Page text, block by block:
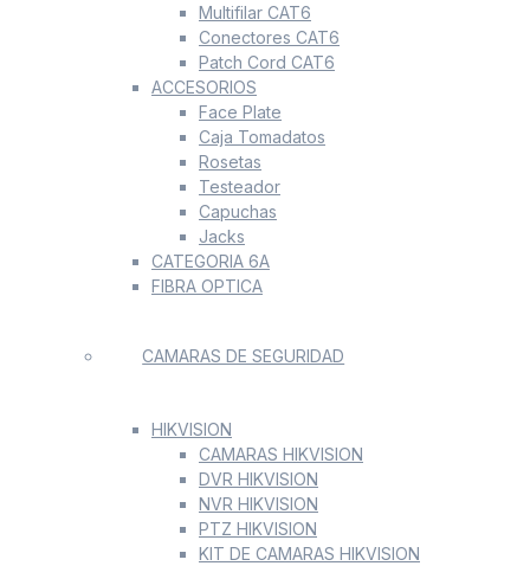
Multifilar CAT6
Conectores CAT6
Patch Cord CAT6
ACCESORIOS
Face Plate
Caja Tomadatos
Rosetas
Testeador
Capuchas
Jacks
CATEGORIA 6A
FIBRA OPTICA
CAMARAS DE SEGURIDAD
HIKVISION
CAMARAS HIKVISION
DVR HIKVISION
NVR HIKVISION
PTZ HIKVISION
KIT DE CAMARAS HIKVISION